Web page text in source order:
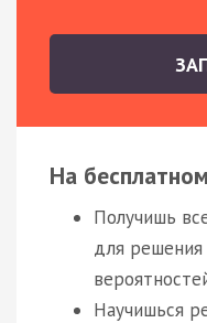
На
Получишь
для
Научишься